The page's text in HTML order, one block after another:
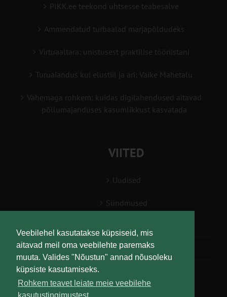
Veebilehel kasutatakse küpsiseid, mis
aitavad meil oma veebilehte paremaks
muuta. Valides "Nõustun" annad nõusoleku
küpsiste kasutamiseks.
Rohkem teavet leiate meie veebilehe
PIKK.ee teekond ühtsesse teabesalve
Ammendatud turbaalad marjapõldudeks
Virtuaaltara: unistusest praktilise tööriistani
Turuaiandus kui elustiil ja äri: Väike Mahetalu
Vähemaga rohkem: kuidas digilahendused aitavad
põllumajanduses kasumlikkust kasvatada
VIITED
Uudised
Sündmused
Teabesalv
Liitu uudiskirjaga